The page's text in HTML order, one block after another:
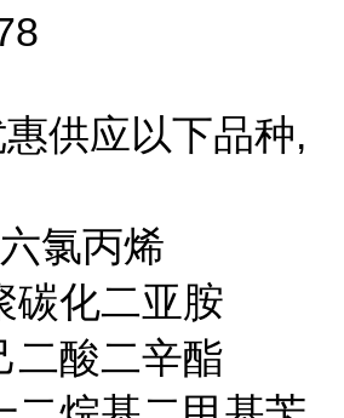
供应以下品种,
氯丙烯
碳化二亚胺
二酸二辛酯